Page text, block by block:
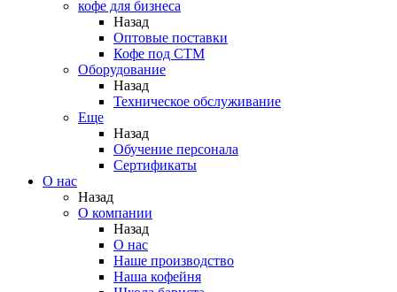
кофе для бизнеса
Назад
Оптовые поставки
Кофе под СТМ
Оборудование
Назад
Техническое обслуживание
Еще
Назад
Обучение персонала
Сертификаты
О нас
Назад
O компании
Назад
О нас
Наше производство
Наша кофейня